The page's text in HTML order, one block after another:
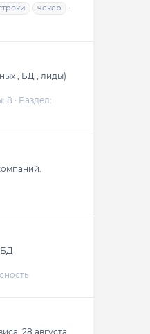
чекер
, БД , лиды)
8
Раздел:
28 августа